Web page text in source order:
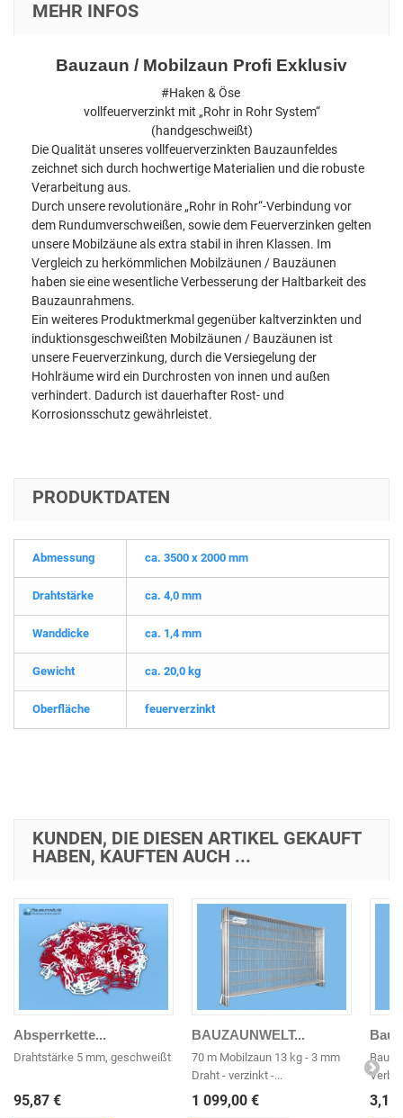
MEHR INFOS
Bauzaun / Mobilzaun Profi Exklusiv
#Haken & Öse
vollfeuerverzinkt mit „Rohr in Rohr System“
(handgeschweißt)
Die Qualität unseres vollfeuerverzinkten Bauzaunfeldes
zeichnet sich durch hochwertige Materialien und die robuste
Verarbeitung aus.
Durch unsere revolutionäre „Rohr in Rohr“-Verbindung vor
dem Rundumverschweißen, sowie dem Feuerverzinken gelten
unsere Mobilzäune als extra stabil in ihren Klassen. Im
Vergleich zu herkömmlichen Mobilzäunen / Bauzäunen
haben sie eine wesentliche Verbesserung der Haltbarkeit des
Bauzaunrahmens.
Ein weiteres Produktmerkmal gegenüber kaltverzinkten und
induktionsgeschweißten Mobilzäunen / Bauzäunen ist
unsere Feuerverzinkung, durch die Versiegelung der
Hohlräume wird ein Durchrosten von innen und außen
verhindert. Dadurch ist dauerhafter Rost- und
Korrosionsschutz gewährleistet.
PRODUKTDATEN
Abmessung ca. 3500 x 2000 mm
Drahtstärke ca. 4,0 mm
Wanddicke ca. 1,4 mm
Gewicht ca. 20,0 kg
Oberfläche feuerverzinkt
KUNDEN, DIE DIESEN ARTIKEL GEKAUFT
HABEN, KAUFTEN AUCH ...
Absperrkette...
Drahtstärke 5 mm, geschweißt
95,87 €
BAUZAUNWELT...
70 m Mobilzaun 13 kg - 3 mm
Draht - verzinkt -...
1 099,00 € 3,14